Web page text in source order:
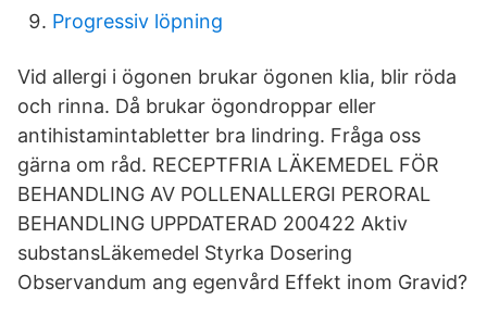
Progressiv löpning
Vid allergi i ögonen brukar ögonen klia, blir röda
och rinna. Då brukar ögondroppar eller
antihistamintabletter bra lindring. Fråga oss
gärna om råd. RECEPTFRIA LÄKEMEDEL FÖR
BEHANDLING AV POLLENALLERGI PERORAL
BEHANDLING UPPDATERAD 200422 Aktiv
substansLäkemedel Styrka Dosering
Observandum ang egenvård Effekt inom Gravid?